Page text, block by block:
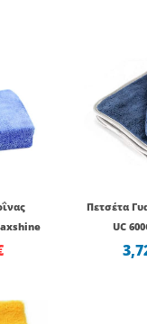
τιμή
είναι:
1,86€.
Πετσέτα
UC